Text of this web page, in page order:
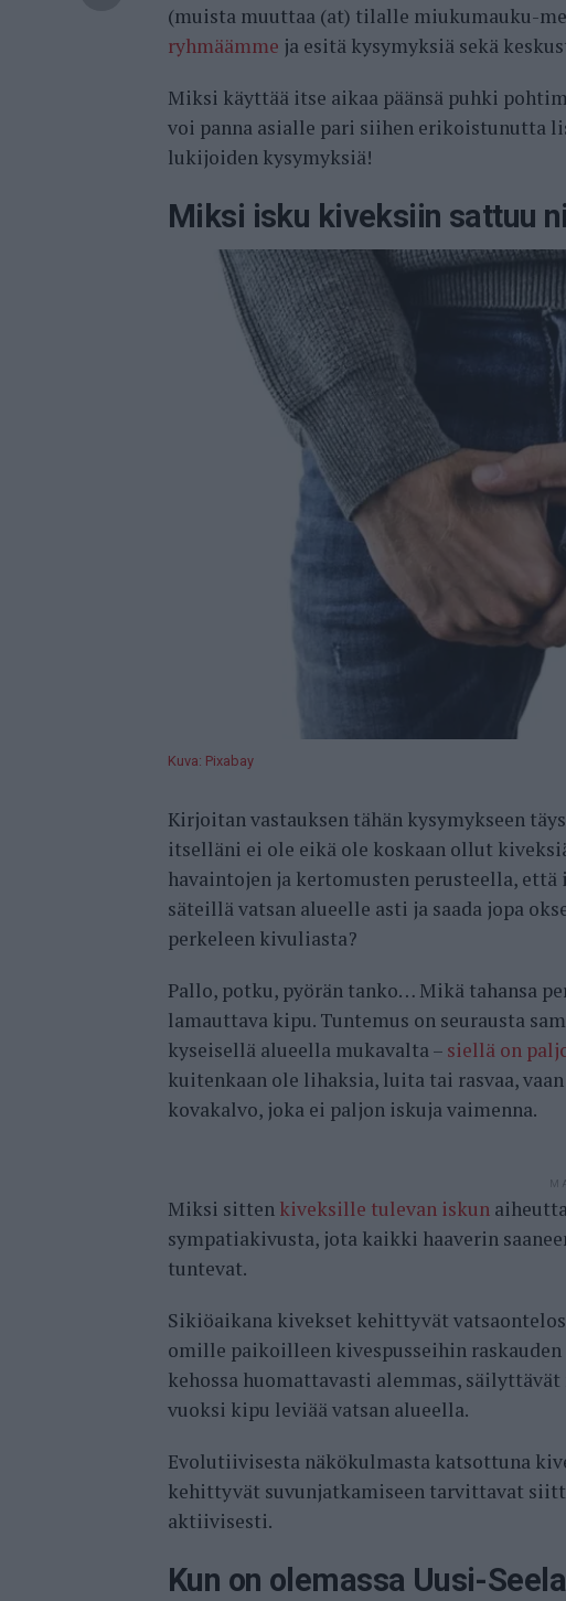
(muista muuttaa (at) tilalle miukumauku-
ryhmäämme ja esitä kysymyksiä sekä
Miksi käyttää itse aikaa päänsä puhki
voi panna asialle pari siihen erikoistunutta
lukijoiden kysymyksiä!
Miksi isku kiveksiin sattuu
Kuva: Pixabay
Kirjoitan vastauksen tähän kysymykseen
itselläni ei ole eikä ole koskaan ollut
havaintojen ja kertomusten perusteella,
säteillä vatsan alueelle asti ja saada jopa
perkeleen kivuliasta?
Pallo, potku, pyörän tanko… Mikä tahansa
lamauttava kipu. Tuntemus on seurausta
kyseisellä alueella mukavalta – siellä on
kuitenkaan ole lihaksia, luita tai rasvaa,
kovakalvo, joka ei paljon iskuja vaimenna.
Miksi sitten kiveksille tulevan iskun
sympatiakivusta, jota kaikki haaverin
tuntevat.
Sikiöaikana kivekset kehittyvät
omille paikoilleen kivespusseihin
kehossa huomattavasti alemmas,
vuoksi kipu leviää vatsan alueella.
Evolutiivisesta näkökulmasta katsottuna
kehittyvät suvunjatkamiseen tarvittavat
aktiivisesti.
Kun on olemassa Uusi-